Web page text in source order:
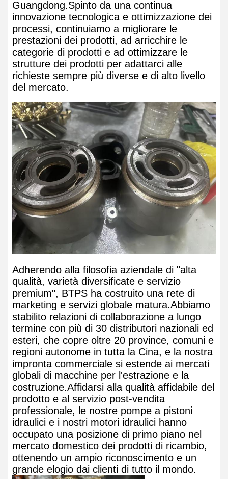
Guangdong.Spinto da una continua
innovazione tecnologica e ottimizzazione dei
processi, continuiamo a migliorare le
prestazioni dei prodotti, ad arricchire le
categorie di prodotti e ad ottimizzare le
strutture dei prodotti per adattarci alle
richieste sempre più diverse e di alto livello
del mercato.
Adherendo alla filosofia aziendale di "alta
qualità, varietà diversificate e servizio
premium", BTPS ha costruito una rete di
marketing e servizi globale matura.Abbiamo
stabilito relazioni di collaborazione a lungo
termine con più di 30 distributori nazionali ed
esteri, che copre oltre 20 province, comuni e
regioni autonome in tutta la Cina, e la nostra
impronta commerciale si estende ai mercati
globali di macchine per l'estrazione e la
costruzione.Affidarsi alla qualità affidabile del
prodotto e al servizio post-vendita
professionale, le nostre pompe a pistoni
idraulici e i nostri motori idraulici hanno
occupato una posizione di primo piano nel
mercato domestico dei prodotti di ricambio,
ottenendo un ampio riconoscimento e un
grande elogio dai clienti di tutto il mondo.